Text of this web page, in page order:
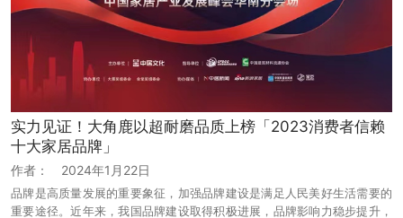
实力见证！大角鹿以超耐磨品质上榜「2023消费者信赖
十大家居品牌」
作者： 2024年1月22日
品牌是高质量发展的重要象征，加强品牌建设是满足人民美好生活需要的
重要途径。近年来，我国品牌建设取得积极进展，品牌影响力稳步提升，